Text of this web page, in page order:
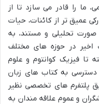
ما را قادر می سازد تا از
عمیق تر از کائنات، حیات
تحلیلی و مستند، به
اخیر در حوزه های مختلف
تا فیزیک کوانتوم و علوم
به کتاب های زبان
پلتفرم های تخصصی نظیر
و عموم علاقه مندان به